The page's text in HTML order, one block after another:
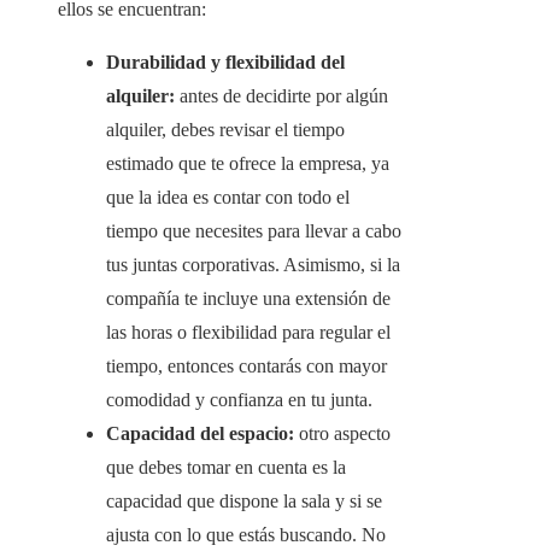
ellos se encuentran:
Durabilidad y flexibilidad del
alquiler: antes de decidirte por algún
alquiler, debes revisar el tiempo
estimado que te ofrece la empresa, ya
que la idea es contar con todo el
tiempo que necesites para llevar a cabo
tus juntas corporativas. Asimismo, si la
compañía te incluye una extensión de
las horas o flexibilidad para regular el
tiempo, entonces contarás con mayor
comodidad y confianza en tu junta.
Capacidad del espacio: otro aspecto
que debes tomar en cuenta es la
capacidad que dispone la sala y si se
ajusta con lo que estás buscando. No